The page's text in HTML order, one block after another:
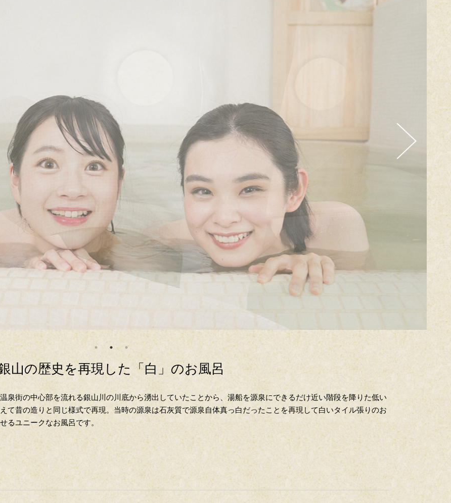
山の歴史を再現した「白」のお風呂
泉街の中心部を流れる銀山川の川底から湧出していたことから、湯船を源泉にできるだけ近い階段を降りた低い
て昔の造りと同じ様式で再現。当時の源泉は石灰質で源泉自体真っ白だったことを再現して白いタイル張りのお
るユニークなお風呂です。